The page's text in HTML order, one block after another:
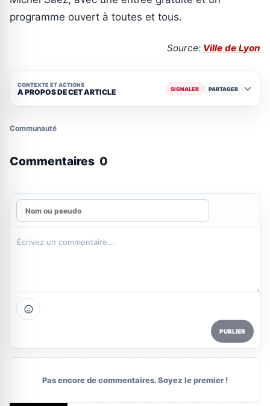
programme ouvert à toutes et tous.
Source: Ville de Lyon
CONTEXTE ET ACTIONS
A PROPOS DE CET ARTICLE SIGNALER PARTAGER
Communauté
Commentaires 0
PUBLIER
Pas encore de commentaires. Soyez le premier !